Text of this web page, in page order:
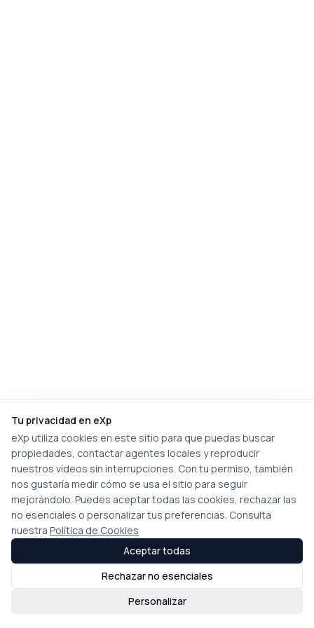
Tu privacidad en eXp
eXp utiliza cookies en este sitio para que puedas buscar
propiedades, contactar agentes locales y reproducir
nuestros vídeos sin interrupciones. Con tu permiso, también
nos gustaría medir cómo se usa el sitio para seguir
mejorándolo. Puedes aceptar todas las cookies, rechazar las
no esenciales o personalizar tus preferencias. Consulta
nuestra Política de Cookies
Personalizar
Rechazar no esenciales
Aceptar todas